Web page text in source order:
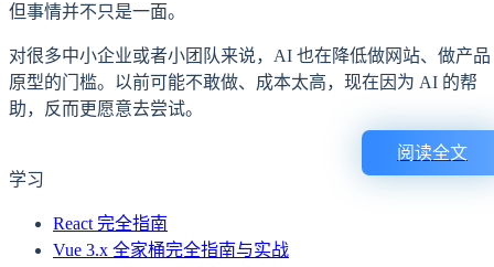
但事情并不只是一面。
对很多中小企业或者小团队来说，AI 也在降低做网站、做产品
原型的门槛。以前可能不敢做、成本太高，现在因为 AI 的帮
助，反而更愿意去尝试。
阅读全文
学习
React 完全指南
Vue 3.x 全家桶完全指南与实战